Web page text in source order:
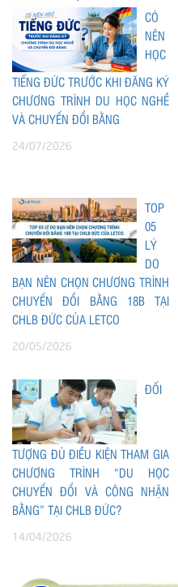
CÓ
NÊN
HỌC
TIẾNG ĐỨC TRƯỚC KHI ĐĂNG KÝ
CHƯƠNG TRÌNH DU HỌC NGHỀ
VÀ CHUYỂN ĐỔI BẰNG
24/07/2026
TOP
05
LÝ
DO
BẠN NÊN CHỌN CHƯƠNG TRÌNH
CHUYỂN ĐỔI BẰNG 18B TẠI
CHLB ĐỨC CỦA LETCO
20/05/2026
ĐỐI
TƯỢNG ĐỦ ĐIỀU KIỆN THAM GIA
CHƯƠNG TRÌNH “DU HỌC
CHUYỂN ĐỔI VÀ CÔNG NHẬN
BẰNG” TẠI CHLB ĐỨC?
14/04/2026